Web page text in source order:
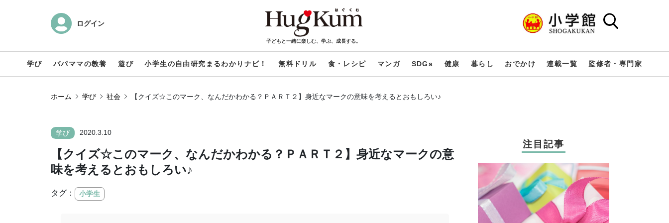
ログイン
子どもと一緒に楽しむ、学ぶ、成長する。
学び パパママの教養 遊び 小学生の自由研究まるわかりナビ！ 無料ドリル 食・レシピ マンガ SDGs 健康 暮らし おでかけ 連載一覧 監修者・専門家
ホーム 学び 社会 【クイズ☆このマーク、なんだかわかる？ＰＡＲＴ２】身近なマークの意味を考えるとおもしろい♪
学び 2020.3.10
【クイズ☆このマーク、なんだかわかる？ＰＡＲＴ２】身近なマークの意
味を考えるとおもしろい♪
タグ： 小学生
注目記事